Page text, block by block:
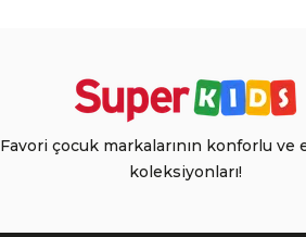
Favori çocuk markalarının konforlu ve
koleksiyonları!